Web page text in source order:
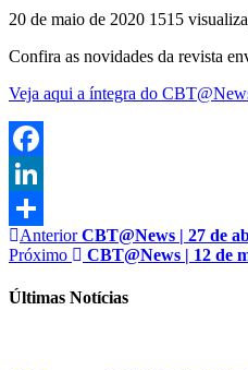
20 de maio de 2020 1515
Confira as novidades da revista
Veja aqui a íntegra do
Facebook
LinkedIn
Share
AnteriorCBT@News | 27 de
Próximo
CBT@News | 12 de
Últimas Notícias